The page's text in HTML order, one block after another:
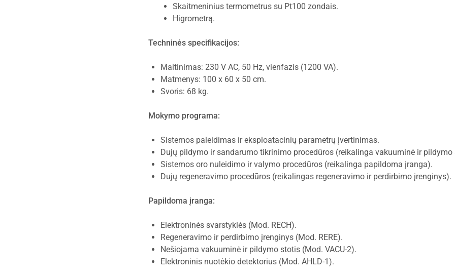
Skaitmeninius termometrus su Pt100 zondais.
Higrometrą.
Techninės specifikacijos:
Maitinimas: 230 V AC, 50 Hz, vienfazis (1200 VA).
Matmenys: 100 x 60 x 50 cm.
Svoris: 68 kg.
Mokymo programa:
Sistemos paleidimas ir eksploatacinių parametrų įvertinimas.
Dujų pildymo ir sandarumo tikrinimo procedūros (reikalinga vakuuminė ir pildymo
Sistemos oro nuleidimo ir valymo procedūros (reikalinga papildoma įranga).
Dujų regeneravimo procedūros (reikalingas regeneravimo ir perdirbimo įrenginys).
Papildoma įranga:
Elektroninės svarstyklės (Mod. RECH).
Regeneravimo ir perdirbimo įrenginys (Mod. RERE).
Nešiojama vakuuminė ir pildymo stotis (Mod. VACU-2).
Elektroninis nuotėkio detektorius (Mod. AHLD-1).